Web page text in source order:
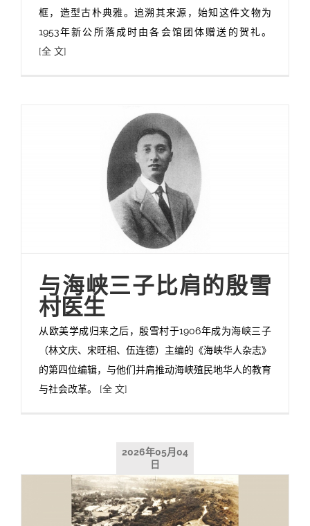
框，造型古朴典雅。追溯其来源，始知这件文物为
1953年新公所落成时由各会馆团体赠送的贺礼。
[全 文]
与海峡三子比肩的殷雪
村医生
从欧美学成归来之后，殷雪村于1906年成为海峡三子
（林文庆、宋旺相、伍连德）主编的《海峡华人杂志》
的第四位编辑，与他们并肩推动海峡殖民地华人的教育
与社会改革。 [全 文]
2026年05月04
日